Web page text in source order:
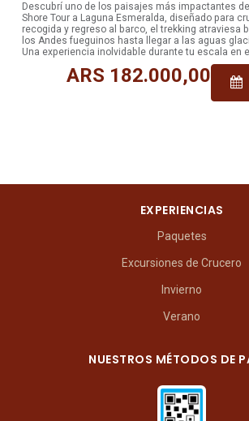
Descubrí uno de los paisajes más impactantes
Shore Tour a Laguna Esmeralda, diseñado para
recogida y regreso al barco, el trekking atraviesa
los Andes fueguinos hasta llegar a las aguas
Una experiencia inolvidable durante tu escala en
ARS 182.000,00
EXPERIENCIAS
Paquetes
Excursiones de Crucero
Invierno
Verano
NUESTROS MÉTODOS DE